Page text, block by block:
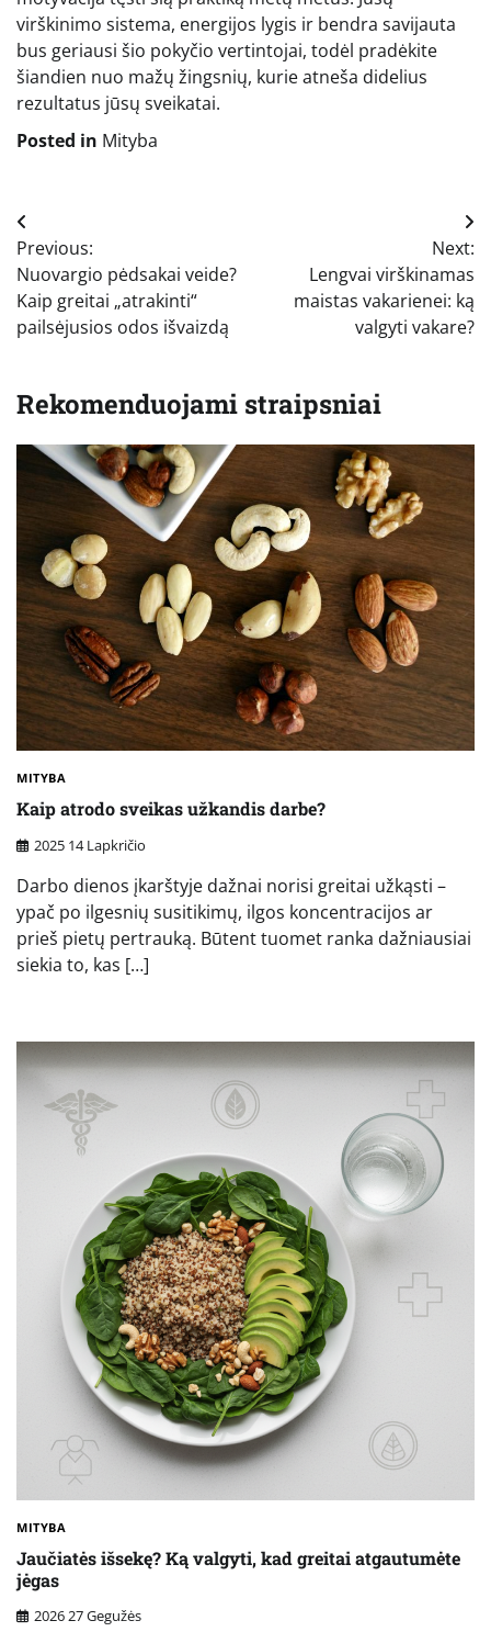
virškinimo sistema, energijos lygis ir bendra savijauta
bus geriausi šio pokyčio vertintojai, todėl pradėkite
šiandien nuo mažų žingsnių, kurie atneša didelius
rezultatus jūsų sveikatai.
Posted in Mityba
Navigacija
tarp
įrašų
Previous:
Nuovargio pėdsakai veide?
Kaip greitai „atrakinti“
pailsėjusios odos išvaizdą
Next:
Lengvai virškinamas
maistas vakarienei: ką
valgyti vakare?
Rekomenduojami straipsniai
MITYBA
Kaip atrodo sveikas užkandis darbe?
2025 14 Lapkričio
Darbo dienos įkarštyje dažnai norisi greitai užkąsti –
ypač po ilgesnių susitikimų, ilgos koncentracijos ar
prieš pietų pertrauką. Būtent tuomet ranka dažniausiai
siekia to, kas […]
MITYBA
Jaučiatės išsekę? Ką valgyti, kad greitai atgautumėte
jėgas
2026 27 Gegužės